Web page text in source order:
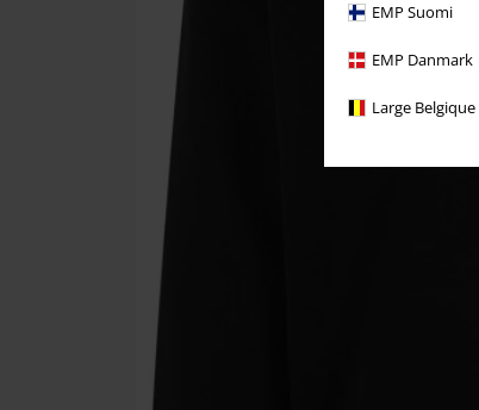
EMP Suomi
EMP Danmark
Large Belgique